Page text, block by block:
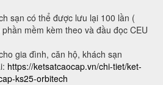
sạn có thể được lưu lại 100 lần (
phần mềm kèm theo và đầu đọc CEU
gia đình, căn hộ, khách sạn
https://ketsatcaocap.vn/chi-tiet/ket-
ks25-orbitech